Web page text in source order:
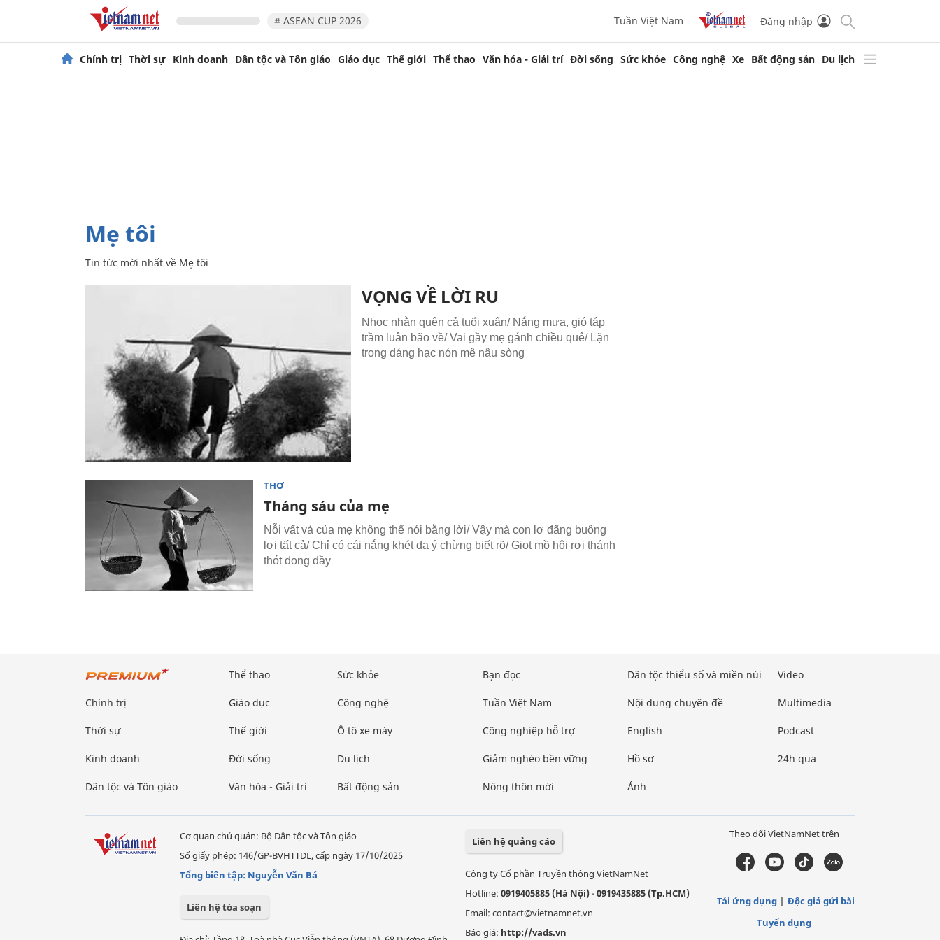
# ASEAN CUP 2026 Tuần Việt Nam Đăng nhập
Chính trị Thời sự Kinh doanh Dân tộc và Tôn giáo Giáo dục Thế giới Thể thao Văn hóa - Giải trí Đời sống Sức khỏe Công nghệ Xe Bất động sản Du lịch
Mẹ tôi
Tin tức mới nhất về Mẹ tôi
VỌNG VỀ LỜI RU
Nhọc nhằn quên cả tuổi xuân/ Nắng mưa, gió táp
trầm luân bão về/ Vai gầy mẹ gánh chiều quê/ Lặn
trong dáng hạc nón mê nâu sòng
THƠ
Tháng sáu của mẹ
Nỗi vất vả của mẹ không thể nói bằng lời/ Vậy mà con lơ đãng buông
lơi tất cả/ Chỉ có cái nắng khét da ý chừng biết rõ/ Giọt mồ hôi rơi thánh
thót đong đầy
Chính trị
Thời sự
Kinh doanh
Dân tộc và Tôn giáo
Thể thao
Giáo dục
Thế giới
Đời sống
Văn hóa - Giải trí
Sức khỏe
Công nghệ
Ô tô xe máy
Du lịch
Bất động sản
Bạn đọc
Tuần Việt Nam
Công nghiệp hỗ trợ
Giảm nghèo bền vững
Nông thôn mới
Dân tộc thiểu số và miền núi
Nội dung chuyên đề
English
Hồ sơ
Ảnh
Video
Multimedia
Podcast
24h qua
Cơ quan chủ quản: Bộ Dân tộc và Tôn giáo
Số giấy phép: 146/GP-BVHTTDL, cấp ngày 17/10/2025
Tổng biên tập: Nguyễn Văn Bá
Liên hệ tòa soạn
Liên hệ quảng cáo
Công ty Cổ phần Truyền thông VietNamNet
Hotline: 0919405885 (Hà Nội)-0919435885 (Tp.HCM)
Email: contact@vietnamnet.vn
Báo giá: http://vads.vn
Theo dõi VietNamNet trên
Tải ứng dụng
Độc giả gửi bài
Tuyển dụng